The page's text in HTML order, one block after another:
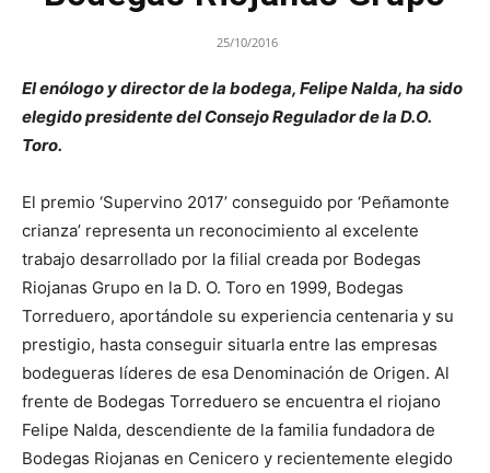
25/10/2016
El enólogo y director de la bodega, Felipe Nalda, ha sido
elegido presidente del Consejo Regulador de la D.O.
Toro.
El premio ‘Supervino 2017’ conseguido por ‘Peñamonte
crianza’ representa un reconocimiento al excelente
trabajo desarrollado por la filial creada por Bodegas
Riojanas Grupo en la D. O. Toro en 1999, Bodegas
Torreduero, aportándole su experiencia centenaria y su
prestigio, hasta conseguir situarla entre las empresas
bodegueras líderes de esa Denominación de Origen. Al
frente de Bodegas Torreduero se encuentra el riojano
Felipe Nalda, descendiente de la familia fundadora de
Bodegas Riojanas en Cenicero y recientemente elegido